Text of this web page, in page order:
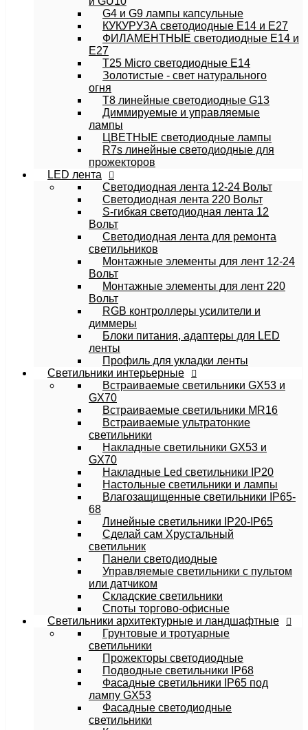
G4 и G9 лампы капсульные
КУКУРУЗА светодиодные E14 и E27
ФИЛАМЕНТНЫЕ светодиодные E14 и
E27
T25 Micro светодиодные E14
Золотистые - свет натурального
огня
T8 линейные светодиодные G13
Диммируемые и управляемые
лампы
ЦВЕТНЫЕ светодиодные лампы
R7s линейные светодиодные для
прожекторов
LED лента
Светодиодная лента 12-24 Вольт
Светодиодная лента 220 Вольт
S-гибкая светодиодная лента 12
Вольт
Светодиодная лента для ремонта
светильников
Монтажные элементы для лент 12-24
Вольт
Монтажные элементы для лент 220
Вольт
RGB контроллеры усилители и
диммеры
Блоки питания, адаптеры для LED
ленты
Профиль для укладки ленты
Светильники интерьерные
Встраиваемые светильники GX53 и
GX70
Встраиваемые светильники MR16
Встраиваемые ультратонкие
светильники
Накладные светильники GX53 и
GX70
Накладные Led светильники IP20
Настольные светильники и лампы
Влагозащищенные светильники IP65-
68
Линейные светильники IP20-IP65
Сделай сам Хрустальный
светильник
Панели светодиодные
Управляемые светильники с пультом
или датчиком
Складские светильники
Споты торгово-офисные
Светильники архитектурные и ландшафтные
Грунтовые и тротуарные
светильники
Прожекторы светодиодные
Подводные светильники IP68
Фасадные светильники IP65 под
лампу GX53
Фасадные светодиодные
светильники